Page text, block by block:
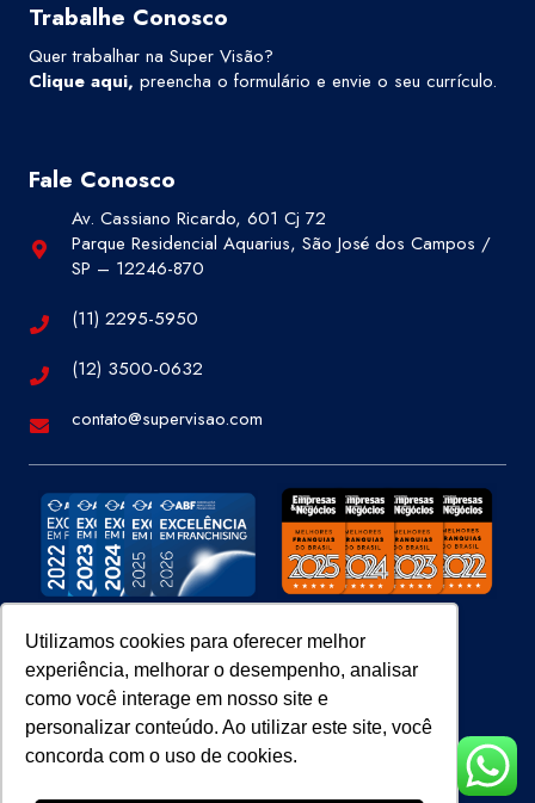
Utilizamos cookies para oferecer melhor
experiência, melhorar o desempenho, analisar
como você interage em nosso site e
personalizar conteúdo. Ao utilizar este site, você
concorda com o uso de cookies.
Trabalhe Conosco
Quer trabalhar na Super Visão?
Clique aqui, preencha o formulário e envie o seu currículo.
Fale Conosco
Av. Cassiano Ricardo, 601 Cj 72
Parque Residencial Aquarius, São José dos Campos /
SP – 12246-870
(11) 2295-5950
(12) 3500-0632
contato@supervisao.com
Site 100% Seguro